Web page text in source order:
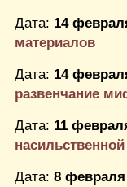
Дата: 14
материалов
Дата: 14
развенчание
Дата: 11
насильственной
Дата: 8 февраля